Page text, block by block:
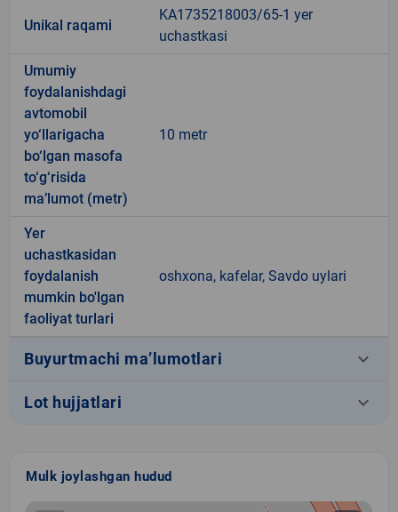
Unikal raqami
KA1735218003/65-1 yer
uchastkasi
Umumiy
foydalanishdagi
avtomobil
yo‘llarigacha
bo‘lgan masofa
to‘g‘risida
ma’lumot (metr)
10 metr
Yer
uchastkasidan
foydalanish
mumkin bo'lgan
faoliyat turlari
oshxona, kafelar, Savdo uylari
Buyurtmachi ma’lumotlari keyboard_arrow_down
Lot hujjatlari keyboard_arrow_down
Mulk joylashgan hudud